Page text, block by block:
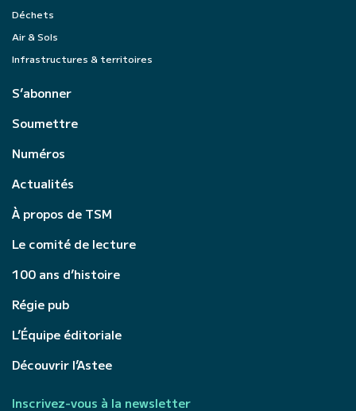
Déchets
Air & Sols
Infrastructures & territoires
S’abonner
Soumettre
Numéros
Actualités
À propos de TSM
Le comité de lecture
100 ans d’histoire
Régie pub
L’Équipe éditoriale
Découvrir l’Astee
Inscrivez-vous à la newsletter